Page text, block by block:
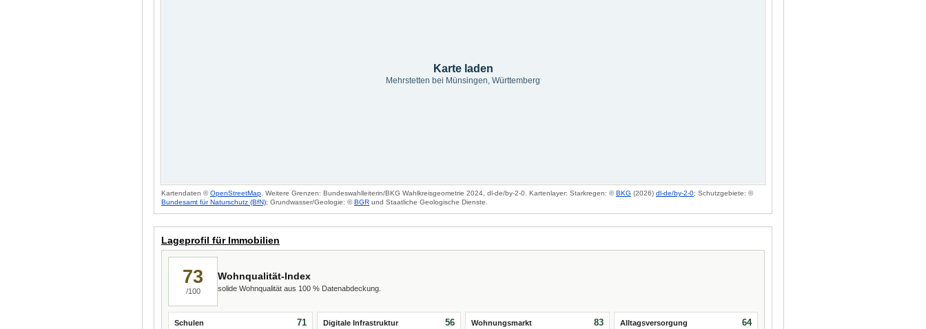
Karte laden
Mehrstetten bei Münsingen, Württemberg
Kartendaten ©OpenStreetMap . Weitere Grenzen: Bundeswahlleiterin/BKG Wahlkreisgeometrie 2024, dl-de/by-2-0. Kartenlayer: Starkregen: ©BKG (2026) dl-de/by-2-0; Schutzgebiete: ©
Bundesamt für Naturschutz (BfN); Grundwasser/Geologie: ©BGR und Staatliche Geologische Dienste.
Lageprofil für Immobilien
73
/100
Wohnqualität-Index
solide Wohnqualität aus 100 % Datenabdeckung.
Schulen 71 Digitale Infrastruktur 56 Wohnungsmarkt 83 Alltagsversorgung 64